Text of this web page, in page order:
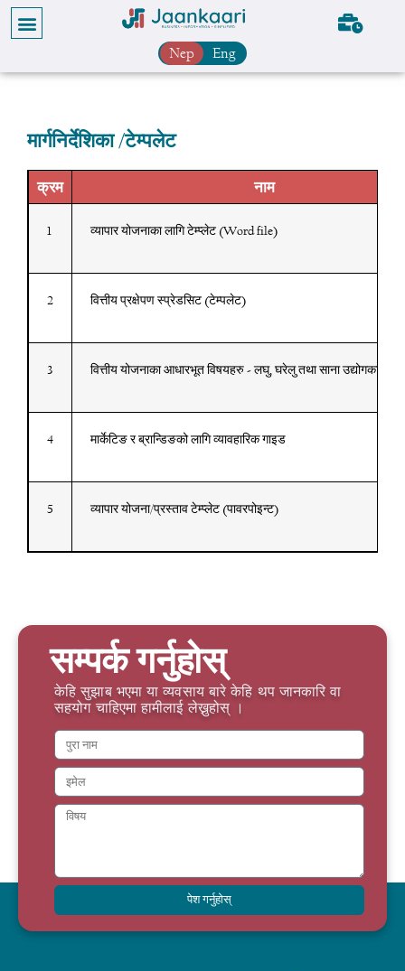
Nep Eng
मार्गनिर्देशिका /टेम्पलेट
क्रम नाम
1 व्यापार योजनाका लागि टेम्प्लेट (Word file)
2 वित्तीय प्रक्षेपण स्प्रेडसिट (टेम्पलेट)
3 वित्तीय योजनाका आधारभूत विषयहरु - लघु, घरेलु तथा साना उद्योगका
4 मार्केटिङ र ब्रान्डिङको लागि व्यावहारिक गाइड
5 व्यापार योजना/प्रस्ताव टेम्प्लेट (पावरपोइन्ट)
सम्पर्क गर्नुहोस्
केहि सुझाब भएमा या व्यवसाय बारे केहि थप जानकारि वा
सहयोग चाहिएमा हामीलाई लेख्नुहोस् ।
पेश गर्नुहोस्